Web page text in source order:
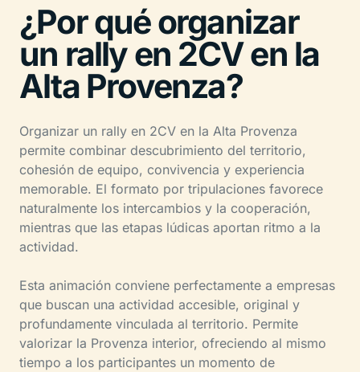
¿Por qué organizar
un rally en 2CV en la
Alta Provenza?
Organizar un rally en 2CV en la Alta Provenza
permite combinar descubrimiento del territorio,
cohesión de equipo, convivencia y experiencia
memorable. El formato por tripulaciones favorece
naturalmente los intercambios y la cooperación,
mientras que las etapas lúdicas aportan ritmo a la
actividad.
Esta animación conviene perfectamente a empresas
que buscan una actividad accesible, original y
profundamente vinculada al territorio. Permite
valorizar la Provenza interior, ofreciendo al mismo
tiempo a los participantes un momento de